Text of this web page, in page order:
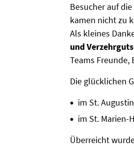
Besucher auf
kamen nicht zu
Als kleines
und
Teams Freunde,
Die glücklichen
im St.
im St. Marien-
Überreicht